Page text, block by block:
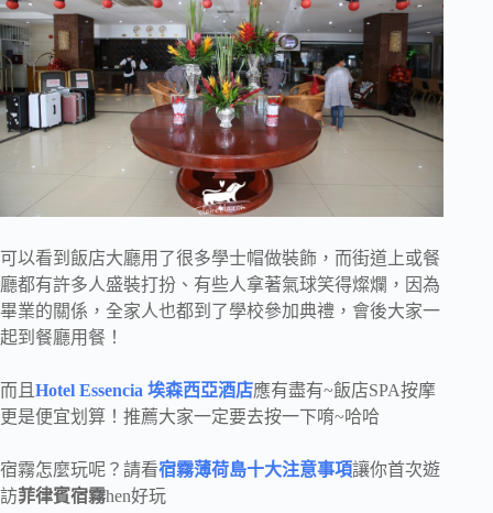
可以看到飯店大廳用了很多學士帽做裝飾，而街道上或餐
廳都有許多人盛裝打扮、有些人拿著氣球笑得燦爛，因為
畢業的關係，全家人也都到了學校參加典禮，會後大家一
起到餐廳用餐！
而且 Hotel Essencia 埃森西亞酒店應有盡有~飯店SPA按摩
更是便宜划算！推薦大家一定要去按一下唷~哈哈
宿霧怎麼玩呢？請看宿霧薄荷島十大注意事項讓你首次遊
訪菲律賓宿霧hen好玩